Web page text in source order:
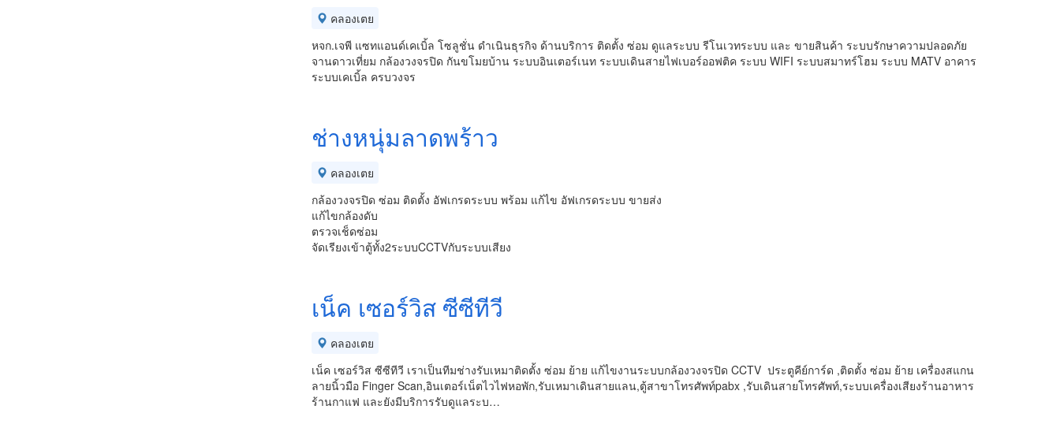
คลองเตย
หจก.เจพี แซทแอนด์เคเบิ้ล โซลูชั่น ดำเนินธุรกิจ ด้านบริการ ติดตั้ง ซ่อม ดูแลระบบ รีโนเวทระบบ และ ขายสินค้า ระบบรักษาความปลอดภัย
จานดาวเที่ยม กล้องวงจรปิด กันขโมยบ้าน ระบบอินเตอร์เนท ระบบเดินสายไฟเบอร์ออฟติค ระบบ WIFI ระบบสมาทร์โฮม ระบบ MATV อาคาร
ระบบเคเบิ้ล ครบวงจร
ช่างหนุ่มลาดพร้าว
คลองเตย
กล้องวงจรปิด ซ่อม ติดตั้ง อัฟเกรดระบบ พร้อม แก้ไข อัฟเกรดระบบ ขายส่ง
แก้ไขกล้องดับ
ตรวจเช็ดซ่อม
จัดเรียงเข้าตู้ทั้ง2ระบบCCTVกับระบบเสียง
เน็ค เซอร์วิส ซีซีทีวี
คลองเตย
เน็ค เซอร์วิส ซีซีทีวี เราเป็นทีมช่างรับเหมาติดตั้ง ซ่อม ย้าย แก้ไขงานระบบกล้องวงจรปิด CCTV ประตูคีย์การ์ด ,ติดตั้ง ซ่อม ย้าย เครื่องสแกน
ลายนิ้วมือ Finger Scan,อินเตอร์เน็ตไวไฟหอพัก,รับเหมาเดินสายแลน,ตู้สาขาโทรศัพท์pabx ,รับเดินสายโทรศัพท์,ระบบเครื่องเสียงร้านอาหาร
ร้านกาแฟ และยังมีบริการรับดูแลระบ…